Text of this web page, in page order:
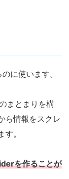
に使います。
まとまりを構
ら情報をスクレ
。
を作ることが